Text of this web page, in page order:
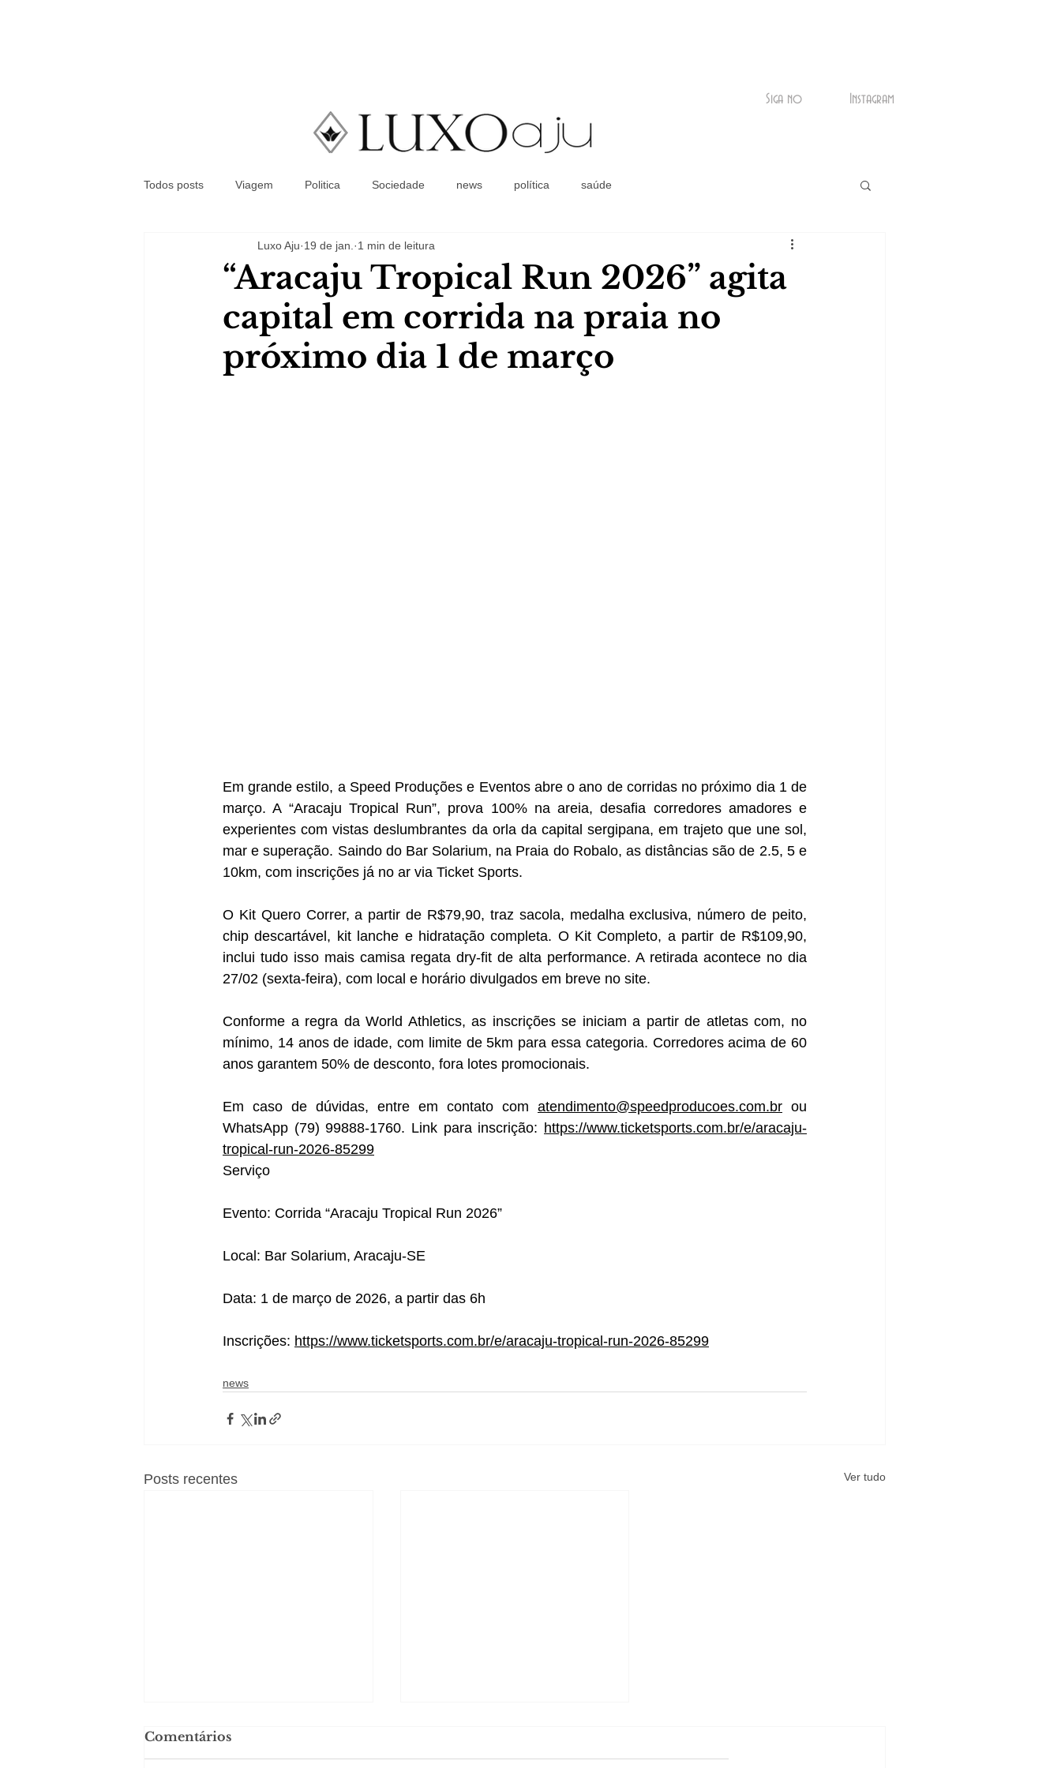
Coluna Social
Siga no Instagram
Todos posts Viagem Politica Sociedade news política saúde
“Aracaju Tropical Run 2026” agita
capital em corrida na praia no
próximo dia 1 de março
Luxo Aju 19 de jan. 1 min de leitura
Em grande estilo, a Speed Produções e Eventos abre o ano de corridas no próximo dia 1 de
março. A “Aracaju Tropical Run”, prova 100% na areia, desafia corredores amadores e
experientes com vistas deslumbrantes da orla da capital sergipana, em trajeto que une sol,
mar e superação. Saindo do Bar Solarium, na Praia do Robalo, as distâncias são de 2.5, 5 e
10km, com inscrições já no ar via Ticket Sports.
O Kit Quero Correr, a partir de R$79,90, traz sacola, medalha exclusiva, número de peito,
chip descartável, kit lanche e hidratação completa. O Kit Completo, a partir de R$109,90,
inclui tudo isso mais camisa regata dry-fit de alta performance. A retirada acontece no dia
27/02 (sexta-feira), com local e horário divulgados em breve no site.
Conforme a regra da World Athletics, as inscrições se iniciam a partir de atletas com, no
mínimo, 14 anos de idade, com limite de 5km para essa categoria. Corredores acima de 60
anos garantem 50% de desconto, fora lotes promocionais.
Em caso de dúvidas, entre em contato com atendimento@speedproducoes.com.br ou
WhatsApp (79) 99888-1760. Link para inscrição: https://www.ticketsports.com.br/e/aracaju-
tropical-run-2026-85299
Serviço
Evento: Corrida “Aracaju Tropical Run 2026”
Local: Bar Solarium, Aracaju-SE
Data: 1 de março de 2026, a partir das 6h
Inscrições: https://www.ticketsports.com.br/e/aracaju-tropical-run-2026-85299
news
Posts recentes Ver tudo
Comentários